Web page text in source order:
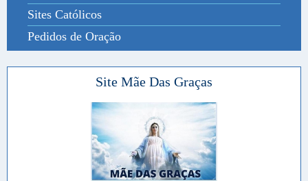
Sites Católicos
Pedidos de Oração
Site Mãe Das Graças